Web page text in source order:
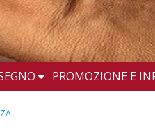
PROMOZIONE E